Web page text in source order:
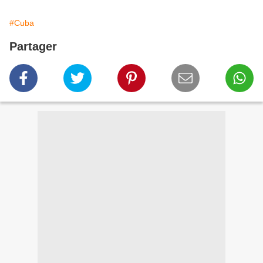
#Cuba
Partager